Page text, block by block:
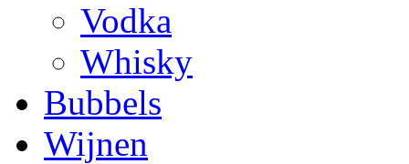
Vodka
Whisky
Bubbels
Wijnen